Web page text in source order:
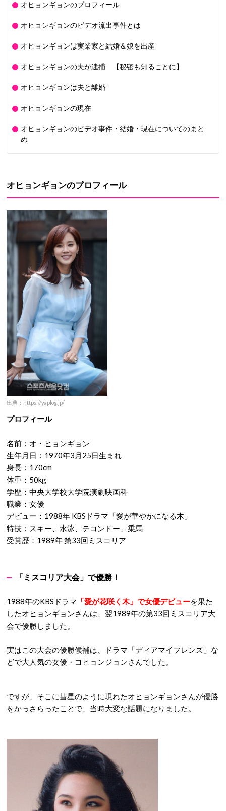
オヒョンギョンのプロフィール
オヒョンギョンのビデオ流出事件とは
オヒョンギョンは実業家と結婚＆娘を出産
オヒョンギョンの夫が逮捕 【秘密も知ることに】
オヒョンギョンは夫と離婚
オヒョンギョンの現在
オヒョンギョンのビデオ事件・結婚・現在についてのまと
め
オヒョンギョンのプロフィール
出典：https://yaplog.jp/
プロフィール
名前：オ・ヒョンギョン
生年月日：1970年3月25日生まれ
身長：170cm
体重：50kg
学歴：中央大学校大学院演劇映画科
職業：女優
デビュー：1988年 KBSドラマ「愛が華やかになる木」
特技：スキー、水泳、テコンドー、乗馬
受賞歴：1989年 第33回ミスコリア
「ミスコリア大会」で優勝！
1988年のKBSドラマ 「愛が花咲く木」で女優デビューを果た
したオヒョンギョンさんは、翌1989年の第33回ミスコリア大
会で優勝しました。
実はこの大会の優勝候補は、ドラマ「ディアマイフレンズ」な
どで大人気の女優・コヒョンジョンさんでした。
ですが、そこに彗星のように現れたオヒョンギョンさんが優勝
をかっさらったことで、当時大変な話題になりました。